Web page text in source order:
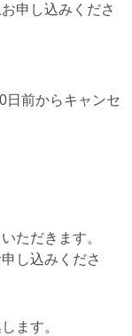
申し込みくださ
日前からキャンセ
ただきます。
し込みくださ
ます。